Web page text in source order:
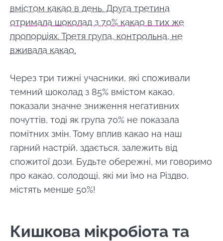
вмістом какао в день. Друга третина
отримала шоколад з 70% какао в тих же
пропорціях. Третя група, контрольна, не
вживала какао.
Через три тижні учасники, які споживали
темний шоколад з 85% вмістом какао,
показали значне зниження негативних
почуттів, тоді як група 70% не показала
помітних змін. Тому вплив какао на наш
гарний настрій, здається, залежить від
спожитої дози. Будьте обережні, ми говоримо
про какао, солодощі, які ми їмо на Різдво,
містять менше 50%!
Кишкова мікробіота та